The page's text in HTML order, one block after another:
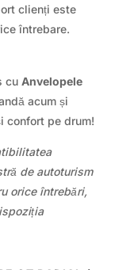
clienți este
întrebare.
cu Anvelopele
acum și
confort pe drum!
de autoturism
orice întrebări,